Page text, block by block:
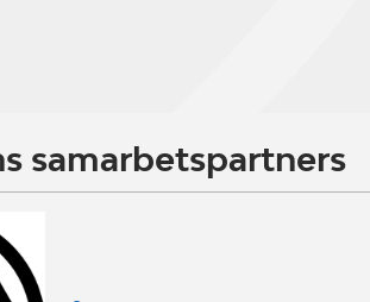
samarbetspartners